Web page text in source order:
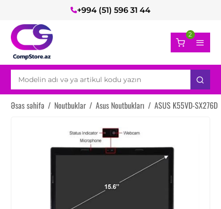
+994 (51) 596 31 44
2
Əsas səhifə / Noutbuklar / Asus Noutbukları / ASUS K55VD-SX276D